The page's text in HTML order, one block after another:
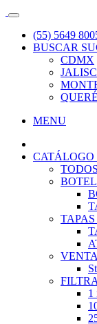
(55) 5649
BUSCAR
CDMX
MENU
1